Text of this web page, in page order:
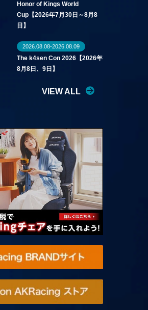
Honor of Kings World
Cup【2026年7月30日～8月8
日】
2026.08.08-2026.08.09
The k4sen Con 2026【2026年
8月8日、9日】
VIEW ALL